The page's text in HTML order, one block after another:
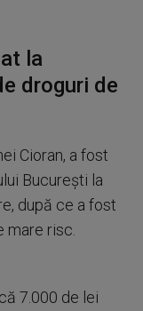
la
droguri de
Cioran, a fost
București la
după ce a fost
risc.
7.000 de lei